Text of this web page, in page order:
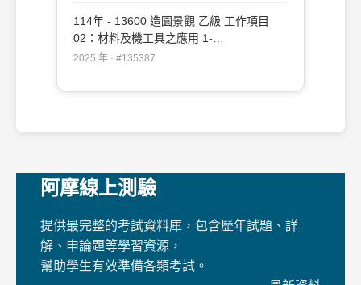
114年 - 13600 造園景觀 乙級 工作項目
02：材料及機工具之應用 1-
50（2025/12/19 更新）#135387
2025 年 · #135387
阿摩線上測驗
提供最完整的考試資料庫，包含歷年試題、詳
解、申論題等學習資源，
幫助學生有效準備各類考試。